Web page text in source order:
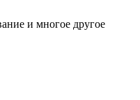
и многое другое